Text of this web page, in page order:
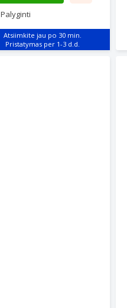
Palyginti
Atsiimkite jau po 30 min.